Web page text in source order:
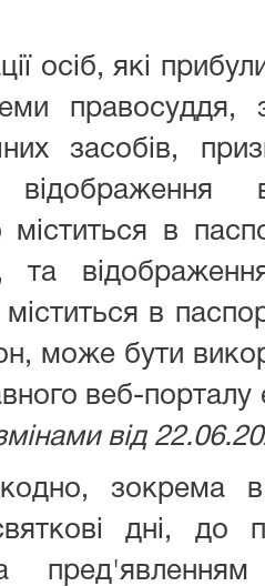
осіб, які
засобів,
міститься в
та
в
може бути
веб-порталу
від
зокрема в
дні, до